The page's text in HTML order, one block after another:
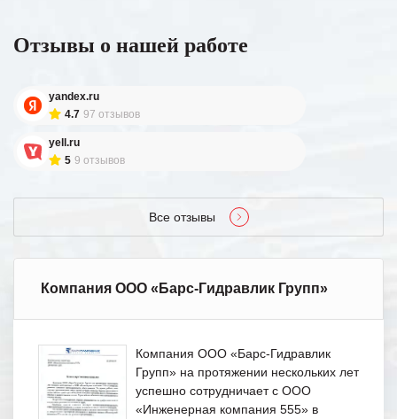
Отзывы о нашей работе
yandex.ru
4.7 97 отзывов
yell.ru
5 9 отзывов
Все отзывы
Компания ООО «Барс-Гидравлик Групп»
Компания ООО «Барс-Гидравлик
Групп» на протяжении нескольких лет
успешно сотрудничает с ООО
«Инженерная компания 555» в